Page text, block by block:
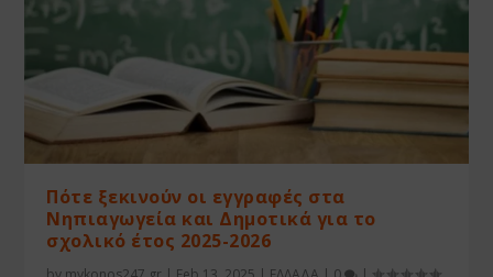
Πότε ξεκινούν οι εγγραφές στα
Νηπιαγωγεία και Δημοτικά για το
σχολικό έτος 2025-2026